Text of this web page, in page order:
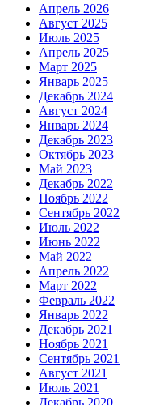
Апрель 2026
Август 2025
Июль 2025
Апрель 2025
Март 2025
Январь 2025
Декабрь 2024
Август 2024
Январь 2024
Декабрь 2023
Октябрь 2023
Май 2023
Декабрь 2022
Ноябрь 2022
Сентябрь 2022
Июль 2022
Июнь 2022
Май 2022
Апрель 2022
Март 2022
Февраль 2022
Январь 2022
Декабрь 2021
Ноябрь 2021
Сентябрь 2021
Август 2021
Июль 2021
Декабрь 2020